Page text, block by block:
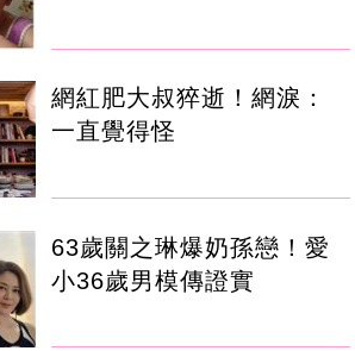
網紅肥大叔猝逝！網淚：
一直覺得怪
63歲關之琳爆奶孫戀！愛
小36歲男模傳證實